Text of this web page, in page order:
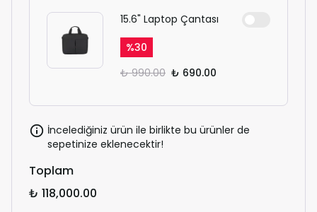
15.6" Laptop Çantası
%30
₺ 990.00 ₺ 690.00
İncelediğiniz ürün ile birlikte bu ürünler de
sepetinize eklenecektir!
Toplam
₺ 118,000.00